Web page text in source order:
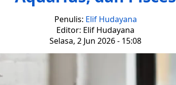
Penulis: Elif Hudayana
Editor: Elif Hudayana
Selasa, 2 Jun 2026 - 15:08